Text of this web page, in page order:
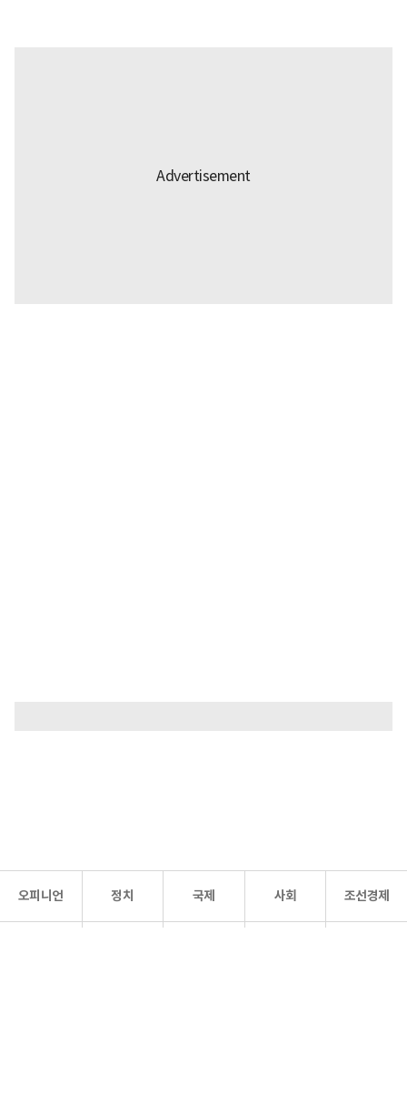
오피니언 정치 국제 사회 조선경제